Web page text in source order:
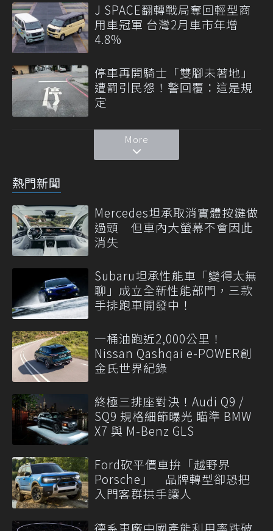
J SPACE翻轉戰局奪回輕型商
用車冠軍 台灣2月車市年增
4.8%
停車再開騎士「雙腳未著地」
遭罰引民怨！警回覆：這是規
定
More
熱門新聞
Mercedes坦承取消實體按鍵做
過頭 但車內大螢幕不會因此
消失
Subaru坦承性能車「變得太無
聊」成立全新性能部門，三款
手排跑車開發中！
一桶油跑近2,000公里！
Nissan Qashqai e-POWER創
金氏世界紀錄
終極三排座對決！Audi Q9 /
SQ9 規格細節曝光 瞄準 BMW
X7 與 M-Benz GLS
Ford砍平價車拚「越野界
Porsche」 品牌轉型卻恐把
入門客群拱手讓人
德系車廠中國產能利用率跌破